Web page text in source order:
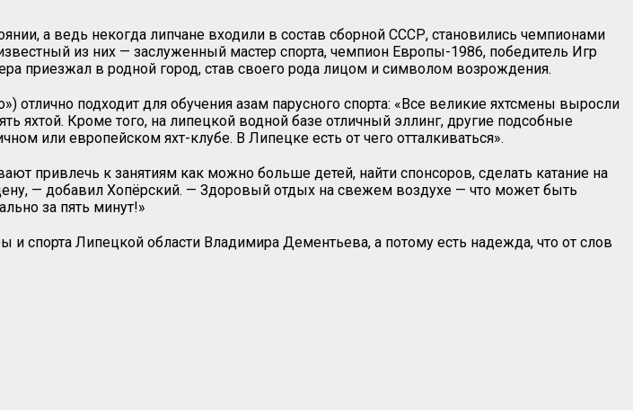
а ведь некогда липчане входили в состав сборной СССР, становились чемпионами
из них — заслуженный мастер спорта, чемпион Европы-1986, победитель Игр
приезжал в родной город, став своего рода лицом и символом возрождения.
подходит для обучения азам парусного спорта: «Все великие яхтсмены выросли
яхтой. Кроме того, на липецкой водной базе отличный эллинг, другие подсобные
или европейском яхт-клубе. В Липецке есть от чего отталкиваться».
привлечь к занятиям как можно больше детей, найти спонсоров, сделать катание на
— добавил Хопёрский. — Здоровый отдых на свежем воздухе — что может быть
за пять минут!»
спорта Липецкой области Владимира Дементьева, а потому есть надежда, что от слов